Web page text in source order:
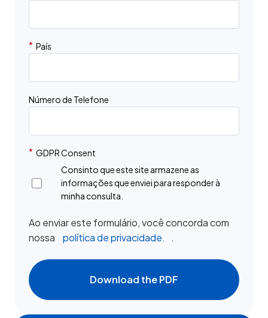
* País
Número de Telefone
* GDPR Consent
Consinto que este site armazene as
informações que enviei para responder à
minha consulta.
Ao enviar este formulário, você concorda com
nossa
política de privacidade. .
Download the PDF